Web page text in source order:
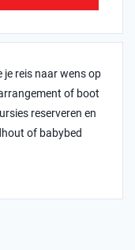
je reis naar wens op
of boot
reserveren en
of babybed